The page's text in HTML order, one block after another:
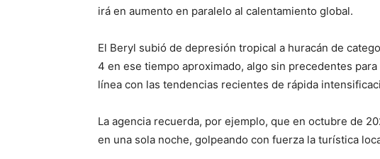
irá en aumento en paralelo al calentamiento global.
El Beryl subió de depresión tropical a huracán de
4 en ese tiempo aproximado, algo sin precedentes
línea con las tendencias recientes de rápida
La agencia recuerda, por ejemplo, que en octubre de
en una sola noche, golpeando con fuerza la turística